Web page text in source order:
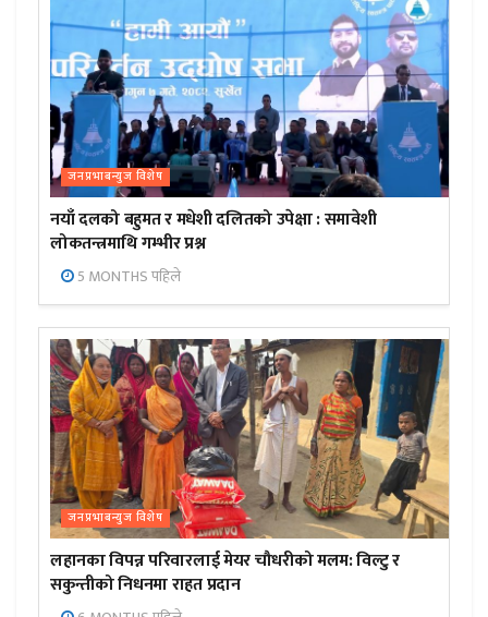
जनप्रभाबन्युज विशेष
नयाँ दलको बहुमत र मधेशी दलितको उपेक्षा : समावेशी
लोकतन्त्रमाथि गम्भीर प्रश्न
5 MONTHS पहिले
जनप्रभाबन्युज विशेष
लहानका विपन्न परिवारलाई मेयर चौधरीको मलम: विल्टु र
सकुन्तीको निधनमा राहत प्रदान